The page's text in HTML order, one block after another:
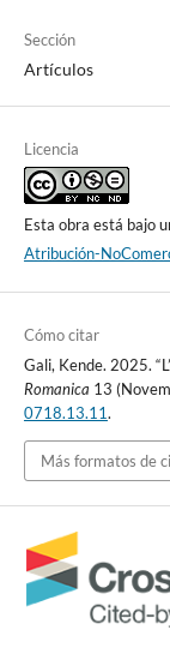
Sección
Artículos
Licencia
Esta obra está bajo
Atribución-
Cómo citar
Gali, Kende. 2025.
Romanica 13
0718.13.11.
Más formatos de